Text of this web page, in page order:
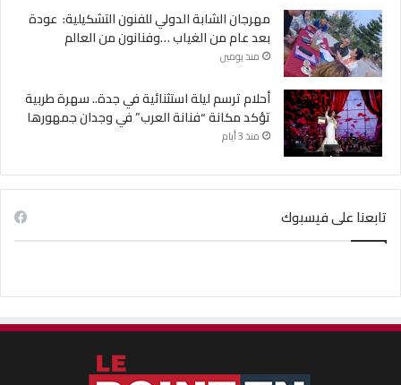
مهرجان الشابة الدولي للفنون التشكيلية: عودة
بعد عام من الغياب …وفنانون من العالم
منذ يومين
أحلام ترسم ليلة استثنائية في جدة.. سهرة طربية
تؤكد مكانة “فنانة العرب” في وجدان جمهورها
منذ 3 أيام
تابعنا على فيسبوك